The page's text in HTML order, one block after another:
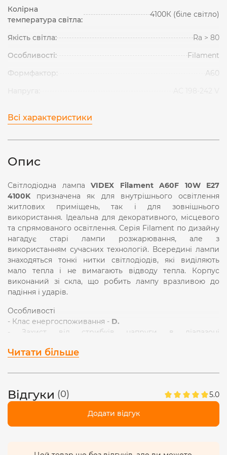
Колірна
температура світла:
4100К (біле світло)
Якість світла:
Ra > 80
Особливості:
Filament
Формфактор:
А60
Всі характеристики
Опис
Світлодіодна лампа VIDEX Filament A60F 10W E27
4100K призначена як для внутрішнього освітлення
житлових приміщень, так і для зовнішнього
використання. Ідеальна для декоративного, місцевого
та спрямованого освітлення. Серія Filament по дизайну
нагадує старі лампи розжарювання, але з
використанням сучасних технологій. Всередині лампи
знаходяться тонкі нитки світлодіодів, які виділяють
мало тепла і не вимагають відводу тепла. Корпус
виконаний зі скла, що робить лампу вразливою до
падіння і ударів.
Особливості
- Клас енергоспоживання - D.
- Захист від стрибків напруги в діапазоні
- Рівномірне освітлення без мерехтінь, функція
випромінювання.
дорівнює щоденній, 12-ти годинній роботі протягом
дев'яти років.) Гарантія
- Сумісна з вимикачами з підсвіткою
Читати більше
Відгуки (0) 5.0
Додати відгук